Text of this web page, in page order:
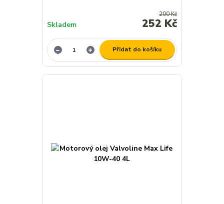
200 Kč
252 Kč
Skladem
Přidat do košíku